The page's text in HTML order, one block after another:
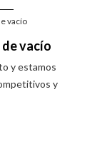
vacío
vacío
y estamos
y